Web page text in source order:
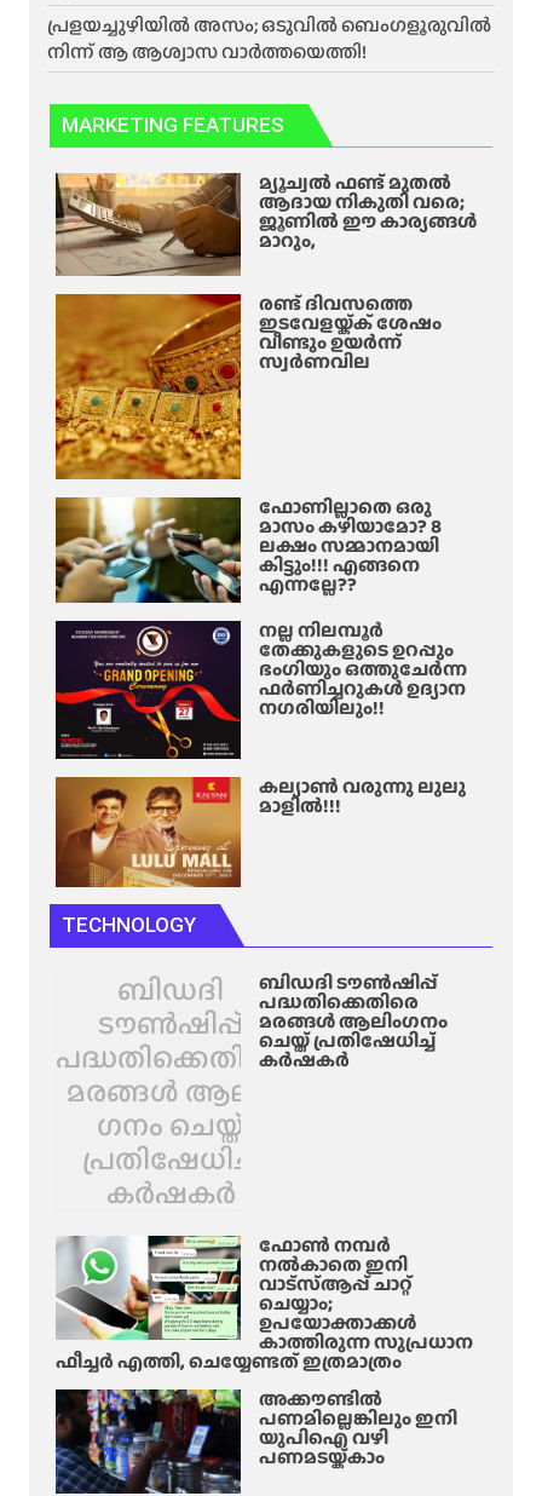
പ്രളയച്ചുഴിയിൽ അസം; ഒടുവിൽ ബെംഗളൂരുവിൽ
നിന്ന് ആ ആശ്വാസ വാർത്തയെത്തി!
MARKETING FEATURES
മ്യൂച്വൽ ഫണ്ട് മുതൽ
ആദായ നികുതി വരെ;
ജൂണിൽ ഈ കാര്യങ്ങൾ
മാറും,
രണ്ട് ദിവസത്തെ
ഇടവേളയ്ക്ക് ശേഷം
വീണ്ടും ഉയർന്ന്
സ്വർണവില
ഫോണില്ലാതെ ഒരു
മാസം കഴിയാമോ? 8
ലക്ഷം സമ്മാനമായി
കിട്ടും!!! എങ്ങനെ
എന്നല്ലേ??
നല്ല നിലമ്പൂർ
തേക്കുകളുടെ ഉറപ്പും
ഭംഗിയും ഒത്തുചേർന്ന
ഫർണിച്ചറുകൾ ഉദ്യാന
നഗരിയിലും!!
കല്യാൺ വരുന്നു ലുലു
മാളിൽ!!!
TECHNOLOGY
ബിഡദി
ടൗൺഷിപ്പ്
പദ്ധതിക്കെതിരെ
മരങ്ങൾ ആലിം​
ഗനം ചെയ്ത്
പ്രതിഷേധിച്ച്
കർഷകർ
ബിഡദി ടൗൺഷിപ്പ്
പദ്ധതിക്കെതിരെ
മരങ്ങൾ ആലിം​ഗനം
ചെയ്ത് പ്രതിഷേധിച്ച്
കർഷകർ
ഫോൺ നമ്പർ
നൽകാതെ ഇനി
വാട്‌സ്ആപ്പ് ചാറ്റ്
ചെയ്യാം;
ഉപയോക്താക്കൾ
കാത്തിരുന്ന സുപ്രധാന
ഫീച്ചർ എത്തി, ചെയ്യേണ്ടത് ഇത്രമാത്രം
അക്കൗണ്ടിൽ
പണമില്ലെങ്കിലും ഇനി
യുപിഐ വഴി
പണമടയ്ക്കാം